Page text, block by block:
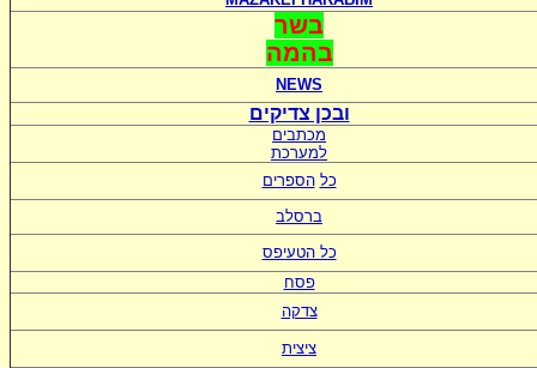
בשר
בהמה
NEWS
ובכן צדיקים
מכתבים
למערכת
כל הספרים
ברסלב
כל הטעיפס
פסח
צדקה
ציצית